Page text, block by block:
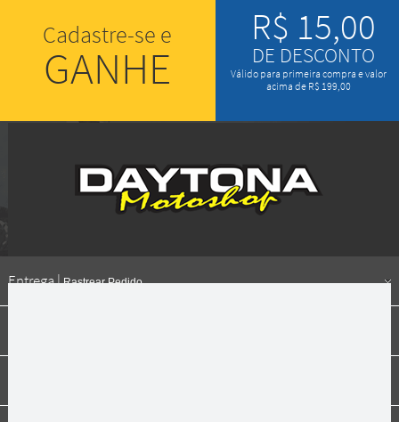
Cadastre-se e
GANHE
R$ 15,00
DE DESCONTO
Válido para primeira compra e valor
acima de R$ 199,00
Entrega |Rastrear Pedido